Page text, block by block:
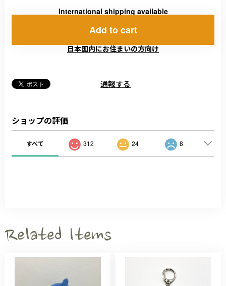
International shipping available
Add to cart
日本国内にお住まいの方向け
通報する
ショップの評価
すべて 312 24 8
Related Items